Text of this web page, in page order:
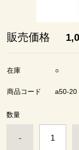
販売価格
在庫 ○
商品コード a50-20
数量
-